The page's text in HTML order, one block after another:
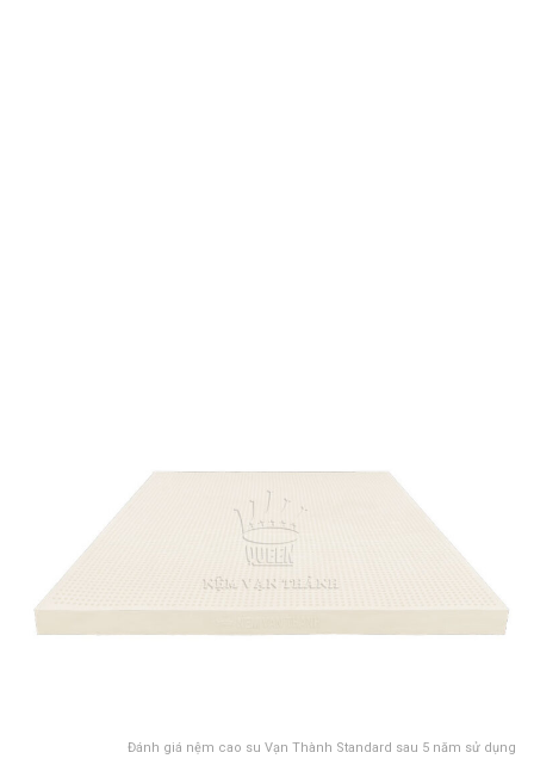
Đánh giá nệm cao su Vạn Thành Standard sau 5 năm sử dụng